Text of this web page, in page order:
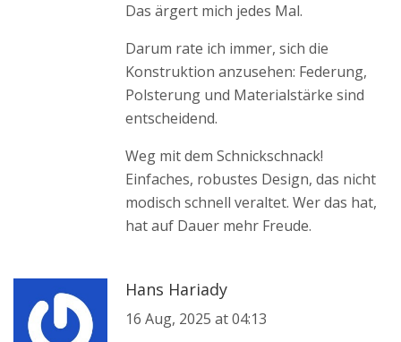
Das ärgert mich jedes Mal.
Darum rate ich immer, sich die
Konstruktion anzusehen: Federung,
Polsterung und Materialstärke sind
entscheidend.
Weg mit dem Schnickschnack!
Einfaches, robustes Design, das nicht
modisch schnell veraltet. Wer das hat,
hat auf Dauer mehr Freude.
Hans Hariady
16 Aug, 2025 at 04:13